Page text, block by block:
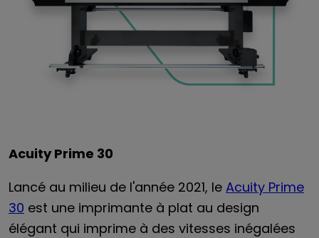
Acuity Prime 30
Lancé au milieu de l'année 2021, le Acuity Prime
30 est une imprimante à plat au design
élégant qui imprime à des vitesses inégalées